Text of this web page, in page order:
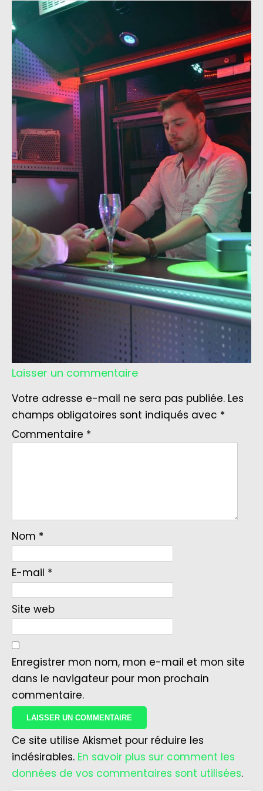
Laisser un commentaire
Votre adresse e-mail ne sera pas publiée. Les
champs obligatoires sont indiqués avec *
Commentaire *
Nom *
E-mail *
Site web
Enregistrer mon nom, mon e-mail et mon site
dans le navigateur pour mon prochain
commentaire.
Ce site utilise Akismet pour réduire les
indésirables. En savoir plus sur comment les
données de vos commentaires sont utilisées.